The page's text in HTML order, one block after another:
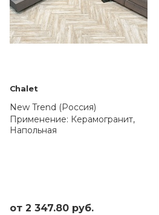
Chalet
New Trend (Россия)
Применение: Керамогранит,
Напольная
от 2 347.80 руб.